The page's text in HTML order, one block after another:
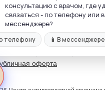
1067758592263
№ ЛО-77-01-000342 от
г. Москва, ул. Винокурова,
конфиденциальности
обработки
оферта